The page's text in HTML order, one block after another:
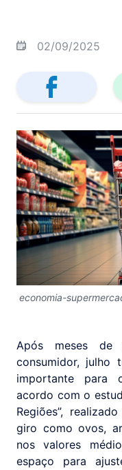
02/09/2025
economia-
Após meses
consumidor, julho
importante para
acordo com o
Regiões”,
giro como ovos,
nos valores
espaço para